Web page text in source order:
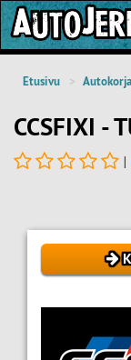
Etusivu
CCSFIXI -
|